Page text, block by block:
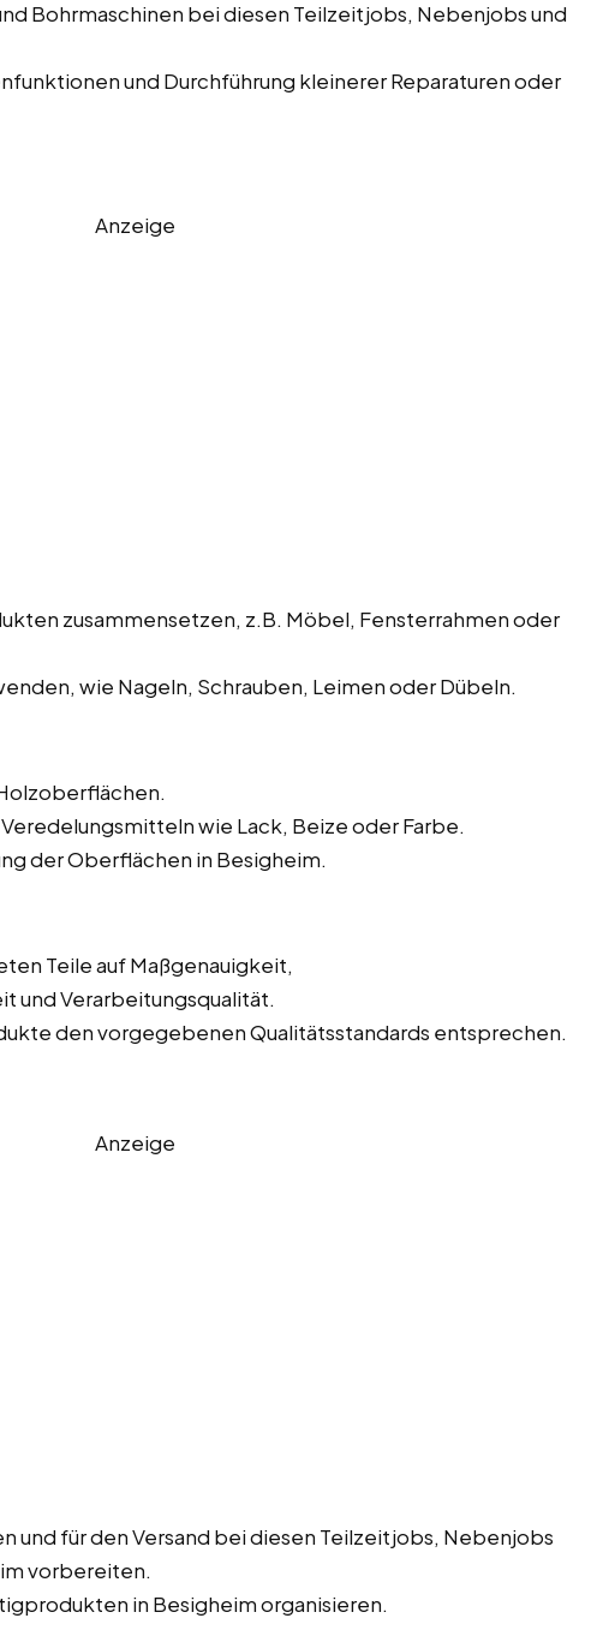
Bohrmaschinen bei diesen Teilzeitjobs, Nebenjobs und
und Durchführung kleinerer Reparaturen oder
Anzeige
zusammensetzen, z.B. Möbel, Fensterrahmen oder
wie Nageln, Schrauben, Leimen oder Dübeln.
wie Lack, Beize oder Farbe.
der Oberflächen in Besigheim.
Teile auf Maßgenauigkeit,
und Verarbeitungsqualität.
den vorgegebenen Qualitätsstandards entsprechen.
Anzeige
und für den Versand bei diesen Teilzeitjobs, Nebenjobs
vorbereiten.
in Besigheim organisieren.